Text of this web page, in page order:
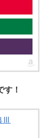
す！
Ⅲ